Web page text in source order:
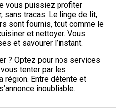
vous puissiez profiter
sans tracas. Le linge de lit,
sont fournis, tout comme le
et nettoyer. Vous
et savourer l’instant.
? Optez pour nos services
tenter par les
région. Entre détente et
inoubliable.